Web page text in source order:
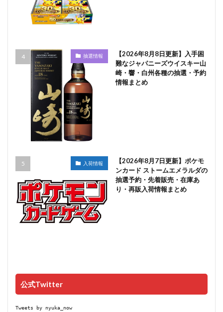
抽選情報
【2026年8月8日更新】入手困
難なジャパニーズウイスキー山
崎・響・白州各種の抽選・予約
情報まとめ
入荷情報
【2026年8月7日更新】ポケモ
ンカード ストームエメラルダの
抽選予約・先着販売・在庫あ
り・再販入荷情報まとめ
公式Twitter
Tweets by nyuka_now